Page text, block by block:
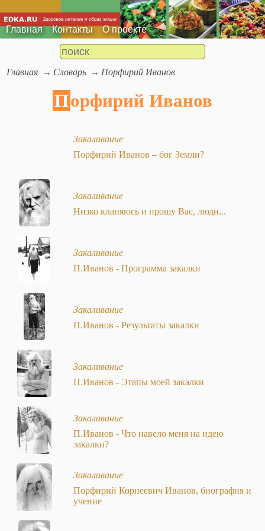
Главная Контакты О проекте
Главная Словарь Порфирий Иванов
Порфирий Иванов
Закаливание
Порфирий Иванов – бог Земли?
Закаливание
Низко кланяюсь и прошу Вас, люди...
Закаливание
П.Иванов - Программа закалки
Закаливание
П.Иванов - Результаты закалки
Закаливание
П.Иванов - Этапы моей закалки
Закаливание
П.Иванов - Что навело меня на идею
закалки?
Закаливание
Порфирий Корнеевич Иванов, биография и
учение